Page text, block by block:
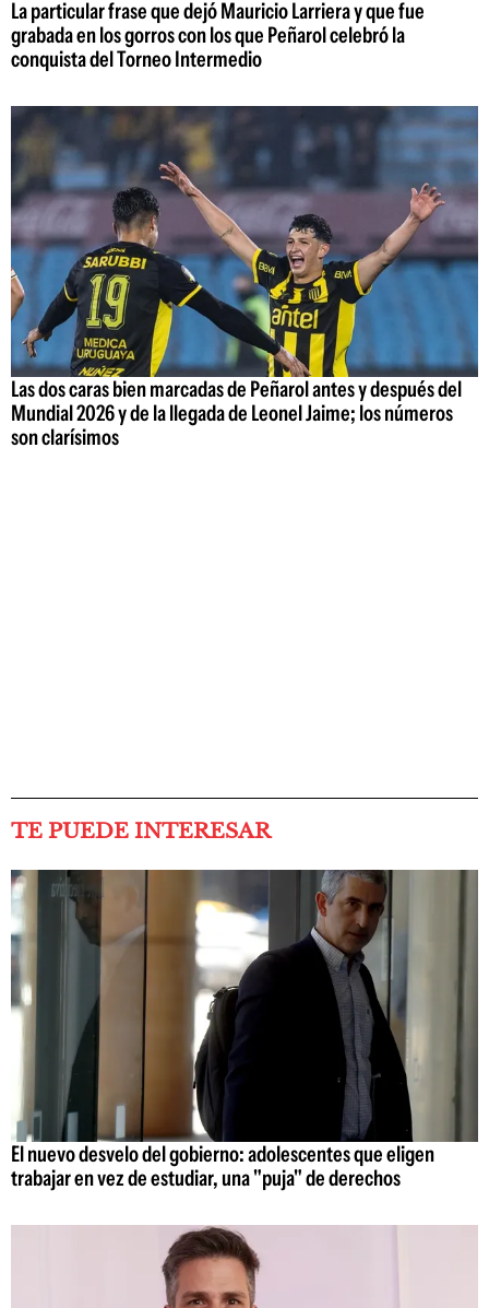
La particular frase que dejó Mauricio Larriera y que fue
grabada en los gorros con los que Peñarol celebró la
conquista del Torneo Intermedio
Las dos caras bien marcadas de Peñarol antes y después del
Mundial 2026 y de la llegada de Leonel Jaime; los números
son clarísimos
TE PUEDE INTERESAR
El nuevo desvelo del gobierno: adolescentes que eligen
trabajar en vez de estudiar, una "puja" de derechos